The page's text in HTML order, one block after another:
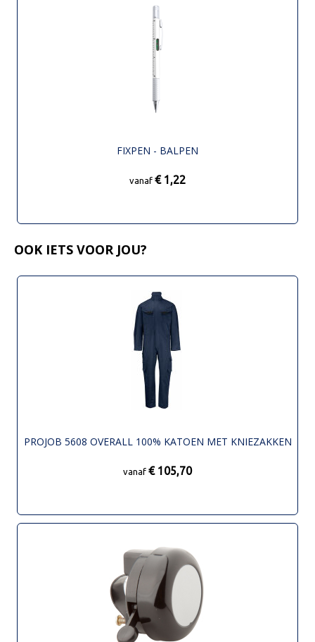
FIXPEN - BALPEN
vanaf € 1,22
OOK IETS VOOR JOU?
PROJOB 5608 OVERALL 100% KATOEN MET KNIEZAKKEN
vanaf € 105,70